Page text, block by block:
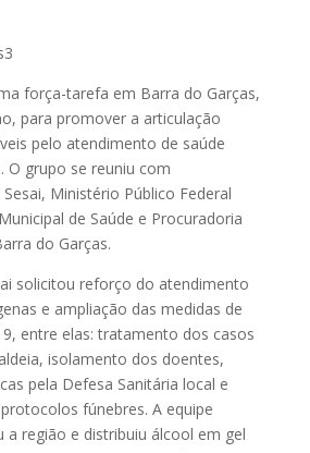
força-tarefa em Barra do Garças,
para promover a articulação
pelo atendimento de saúde
O grupo se reuniu com
Ministério Público Federal
de Saúde e Procuradoria
do Garças.
solicitou reforço do atendimento
e ampliação das medidas de
entre elas: tratamento dos casos
isolamento dos doentes,
pela Defesa Sanitária local e
fúnebres. A equipe
a região e distribuiu álcool em gel